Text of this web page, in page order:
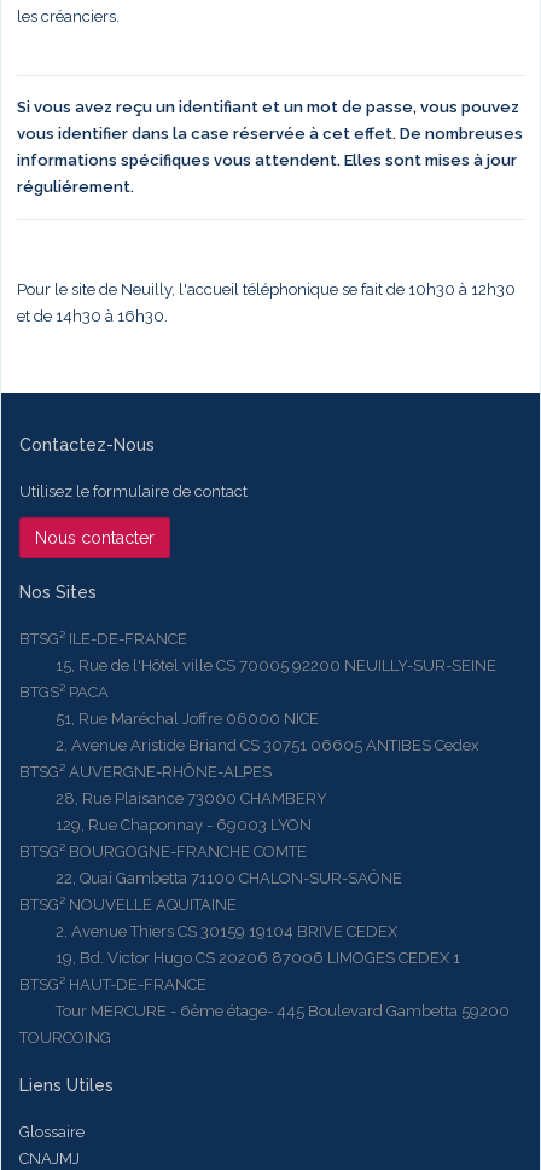
les créanciers.
Si vous avez reçu un identifiant et un mot de passe, vous pouvez
vous identifier dans la case réservée à cet effet. De nombreuses
informations spécifiques vous attendent. Elles sont mises à jour
réguliérement.
Pour le site de Neuilly, l'accueil téléphonique se fait de 10h30 à 12h30
et de 14h30 à 16h30.
Contactez-Nous
Utilisez le formulaire de contact
Nous contacter
Nos Sites
BTSG² ILE-DE-FRANCE
15, Rue de l'Hôtel ville CS 70005 92200 NEUILLY-SUR-SEINE
BTGS² PACA
51, Rue Maréchal Joffre 06000 NICE
2, Avenue Aristide Briand CS 30751 06605 ANTIBES Cedex
BTSG² AUVERGNE-RHÔNE-ALPES
28, Rue Plaisance 73000 CHAMBERY
129, Rue Chaponnay - 69003 LYON
BTSG² BOURGOGNE-FRANCHE COMTE
22, Quai Gambetta 71100 CHALON-SUR-SAÔNE
BTSG² NOUVELLE AQUITAINE
2, Avenue Thiers CS 30159 19104 BRIVE CEDEX
19, Bd. Victor Hugo CS 20206 87006 LIMOGES CEDEX 1
BTSG² HAUT-DE-FRANCE
Tour MERCURE - 6ème étage- 445 Boulevard Gambetta 59200
TOURCOING
Liens Utiles
Glossaire
CNAJMJ